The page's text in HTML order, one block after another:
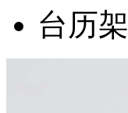
台历架